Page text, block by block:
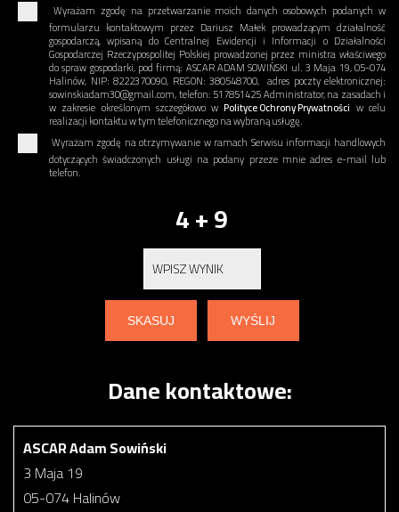
Wyrażam zgodę na przetwarzanie moich danych osobowych podanych w
formularzu kontaktowym przez Dariusz Małek prowadzącym działalność
gospodarczą, wpisaną do Centralnej Ewidencji i Informacji o Działalności
Gospodarczej Rzeczypospolitej Polskiej prowadzonej przez ministra właściwego
do spraw gospodarki, pod firmą: ASCAR ADAM SOWIŃSKI ul. 3 Maja 19, 05-074
Halinów, NIP: 8222370090, REGON: 380548700, adres poczty elektronicznej:
sowinskiadam30@gmail.com, telefon: 517851425 Administrator, na zasadach i
w zakresie określonym szczegółowo wPolityce Ochrony Prywatności w celu
realizacji kontaktu w tym telefonicznego na wybraną usługę.
Wyrażam zgodę na otrzymywanie w ramach Serwisu informacji handlowych
dotyczących świadczonych usługi na podany przeze mnie adres e-mail lub
telefon.
4 + 9
Dane kontaktowe:
ASCAR Adam Sowiński
3 Maja 19
05-074 Halinów